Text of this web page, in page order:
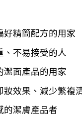
好精簡配方的用家
不易接受的人
潔面產品的用家
效果、減少繁複
的潔膚產品者